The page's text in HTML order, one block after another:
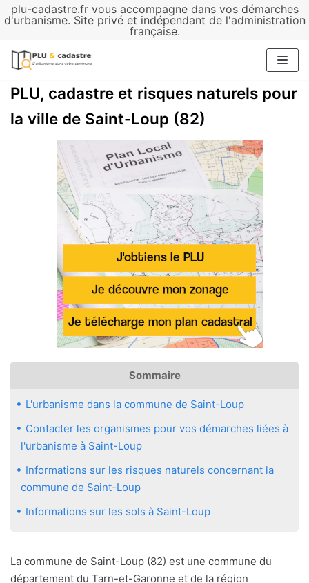
plu-cadastre.fr vous accompagne dans vos démarches
d'urbanisme. Site privé et indépendant de l'administration
française.
Aller
contenu
PLU, cadastre et risques naturels pour
la ville de Saint-Loup (82)
Sommaire
L'urbanisme dans la commune de Saint-Loup
Contacter les organismes pour vos démarches liées à
l'urbanisme à Saint-Loup
Informations sur les risques naturels concernant la
commune de Saint-Loup
Informations sur les sols à Saint-Loup
La commune de Saint-Loup (82) est une commune du
département du Tarn-et-Garonne et de la région